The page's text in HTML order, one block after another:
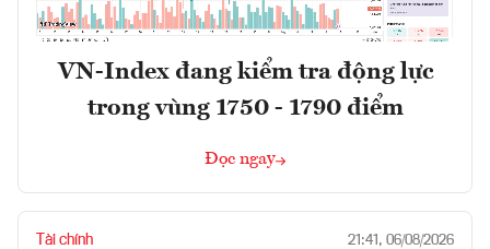
VN-Index đang kiểm tra động lực
trong vùng 1750 - 1790 điểm
Đọc ngay
Tài chính 21:41, 06/08/2026